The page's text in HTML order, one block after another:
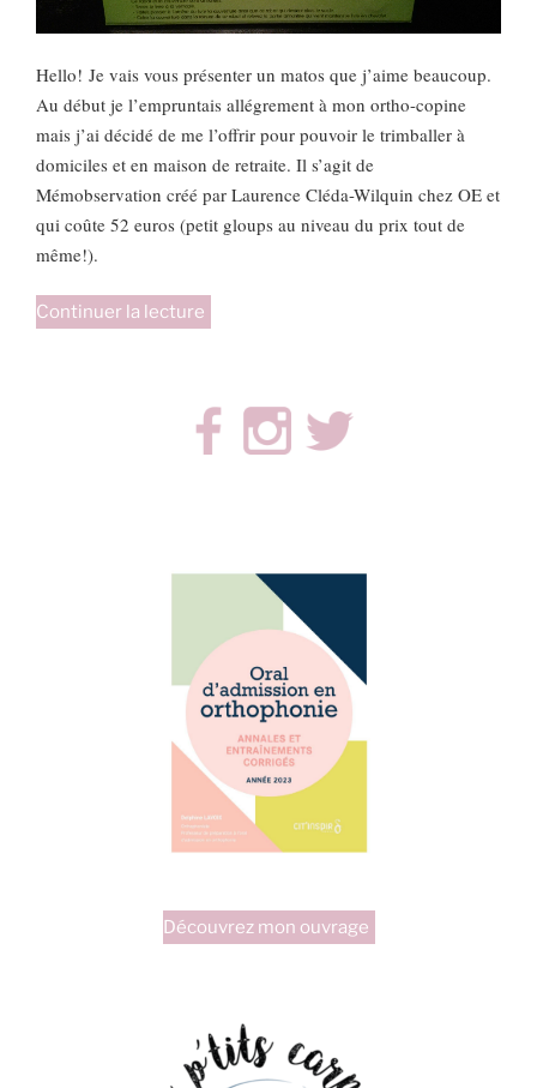
Hello! Je vais vous présenter un matos que j’aime beaucoup.
Au début je l’empruntais allégrement à mon ortho-copine
mais j’ai décidé de me l’offrir pour pouvoir le trimballer à
domiciles et en maison de retraite. Il s’agit de
Mémobservation créé par Laurence Cléda-Wilquin chez OE et
qui coûte 52 euros (petit gloups au niveau du prix tout de
même!).
Continuer la lecture
incontournable! »
Découvrez mon ouvrage